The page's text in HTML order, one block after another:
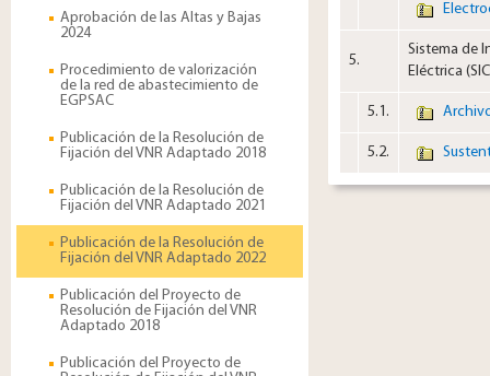
5.​
Sistema de
Eléctrica
5.1.​
5.2.​
Aprobación de las Altas y Bajas
2024
Procedimiento de valorización
de la red de abastecimiento de
EGPSAC
Publicación de la Resolución de
Fijación del VNR Adaptado 2018
Publicación de la Resolución de
Fijación del VNR Adaptado 2021
Publicación de la Resolución de
Fijación del VNR Adaptado 2022
Publicación del Proyecto de
Resolución de Fijación del VNR
Adaptado 2018
Publicación del Proyecto de